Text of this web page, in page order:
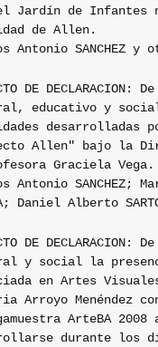
Jardín de Infantes
de Allen.
Antonio SANCHEZ y
DE DECLARACION:
educativo y
desarrolladas
Allen" bajo la
Graciela Vega.
Antonio SANCHEZ;
Daniel Alberto
DE DECLARACION:
y social la
en Artes
Arroyo Menéndez
ArteBA 2008
durante los